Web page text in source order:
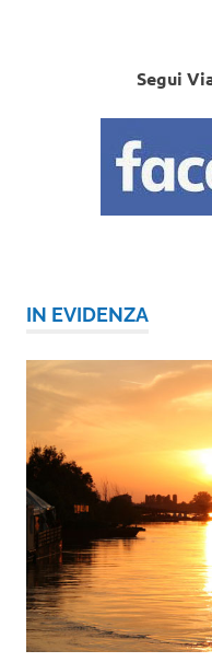
Segui
IN EVIDENZA